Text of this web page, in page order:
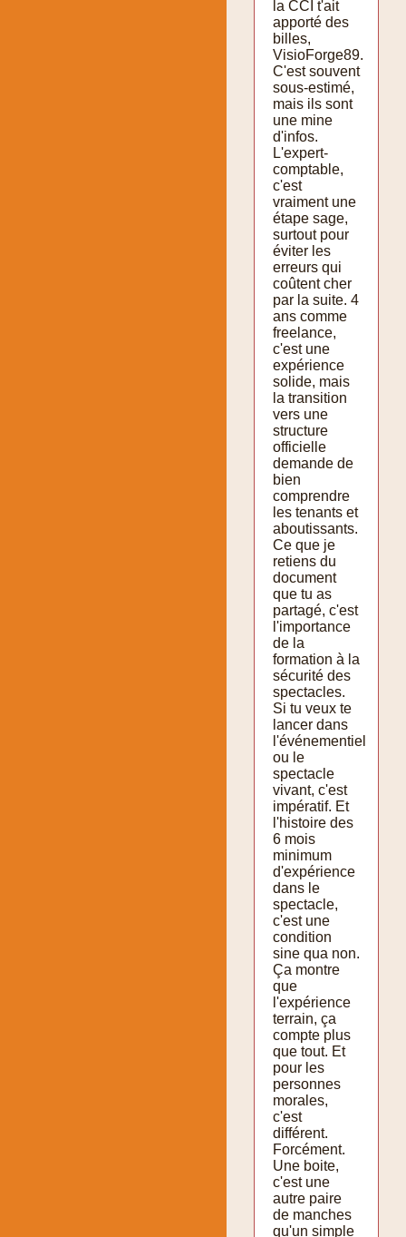
la CCI t'ait
apporté des
billes,
VisioForge89.
C'est souvent
sous-estimé,
mais ils sont
une mine
d'infos.
L'expert-
comptable,
c'est
vraiment une
étape sage,
surtout pour
éviter les
erreurs qui
coûtent cher
par la suite. 4
ans comme
freelance,
c'est une
expérience
solide, mais
la transition
vers une
structure
officielle
demande de
bien
comprendre
les tenants et
aboutissants.
Ce que je
retiens du
document
que tu as
partagé, c'est
l'importance
de la
formation à la
sécurité des
spectacles.
Si tu veux te
lancer dans
l'événementiel
ou le
spectacle
vivant, c'est
impératif. Et
l'histoire des
6 mois
minimum
d'expérience
dans le
spectacle,
c'est une
condition
sine qua non.
Ça montre
que
l'expérience
terrain, ça
compte plus
que tout. Et
pour les
personnes
morales,
c'est
différent.
Forcément.
Une boite,
c'est une
autre paire
de manches
qu'un simple